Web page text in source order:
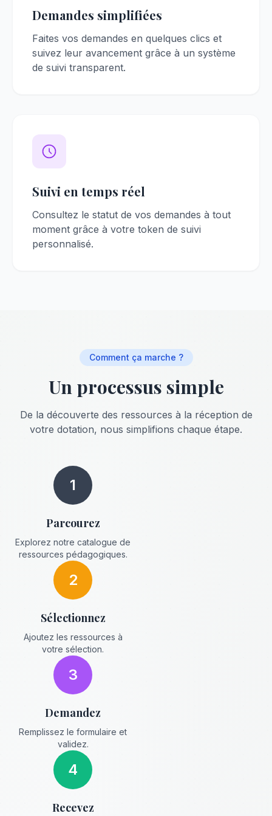
Demandes simplifiées
Faites vos demandes en quelques clics et
suivez leur avancement grâce à un système
de suivi transparent.
Suivi en temps réel
Consultez le statut de vos demandes à tout
moment grâce à votre token de suivi
personnalisé.
Comment ça marche ?
Un processus simple
De la découverte des ressources à la réception de
votre dotation, nous simplifions chaque étape.
1
Parcourez
Explorez notre catalogue de
ressources pédagogiques.
2
Sélectionnez
Ajoutez les ressources à
votre sélection.
3
Demandez
Remplissez le formulaire et
validez.
4
Recevez